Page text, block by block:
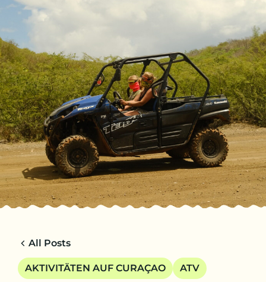
REISEN
CHARTERS
ÜBER UNS
TIPPS
KONTAKT
All Posts
AKTIVITÄTEN AUF CURAÇAO ATV